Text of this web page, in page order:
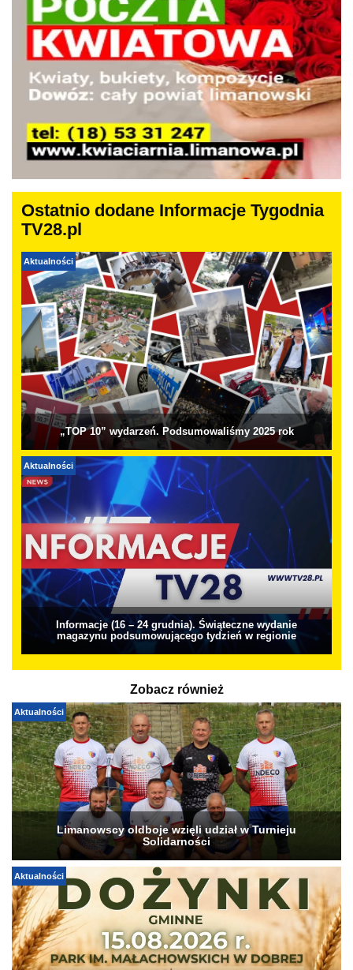
Ostatnio dodane Informacje Tygodnia
TV28.pl
Aktualności
„TOP 10” wydarzeń. Podsumowaliśmy 2025 rok
Aktualności
Informacje (16 – 24 grudnia). Świąteczne wydanie
magazynu podsumowującego tydzień w regionie
Zobacz również
Aktualności
Limanowscy oldboje wzięli udział w Turnieju
Solidarności
Aktualności